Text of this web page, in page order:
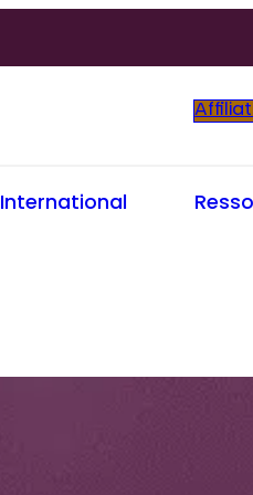
International